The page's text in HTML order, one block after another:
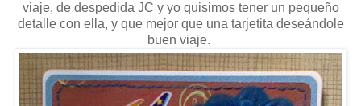
viaje, de despedida JC y yo quisimos tener un pequeño
detalle con ella, y que mejor que una tarjetita deseándole
buen viaje.